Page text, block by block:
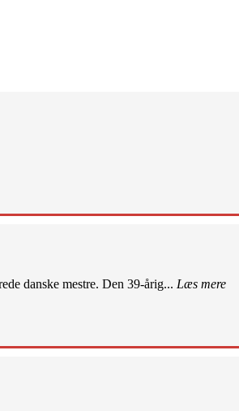
danske mestre. Den 39-årig... Læs mere